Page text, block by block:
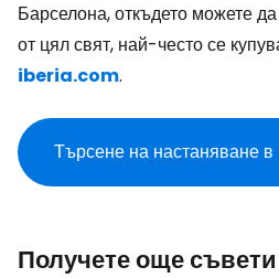
Барселона, откъдето можете
от цял свят, най-често се
iberia.com.
Търсене на настаняване
Получете още